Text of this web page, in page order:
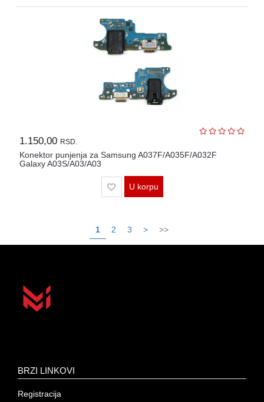
1.150,00 RSD.
Konektor punjenja za Samsung A037F/A035F/A032F
Galaxy A03S/A03/A03
U korpu
1 2 3 > >>
BRZI LINKOVI
Registracija